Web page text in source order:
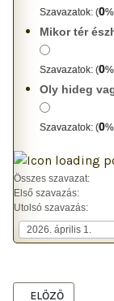
Szavazatok: (0
Mikor tér
Szavazatok: (0
Oly hideg
Szavazatok: (0
Összes szavazat:
Első szavazás:
Utolsó szavazás:
ELŐZŐ CIKK:
ELŐZŐ